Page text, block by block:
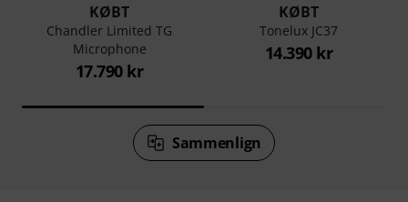
KØBT
Chandler Limited TG
Microphone
17.790 kr
KØBT
Tonelux JC37
14.390 kr
Sammenlign